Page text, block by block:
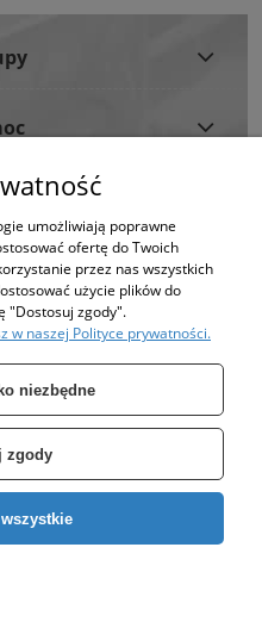
realizacji usług i zgodnie z Polityką
lub dostępu do plików cookies w
prywatności)
zbiorników takich jak: zbiornik
umożliwiają poprawne
ofertę do Twoich
przez nas wszystkich
użycie plików do
"Dostosuj zgody".
w naszej Polityce prywatności.
niezbędne
zgody